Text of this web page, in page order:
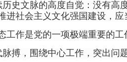
历史文脉的高度自觉：没有高
进社会主义文化强国建设，
工作是党的一项极端重要的
脉搏，围绕中心工作，突出问